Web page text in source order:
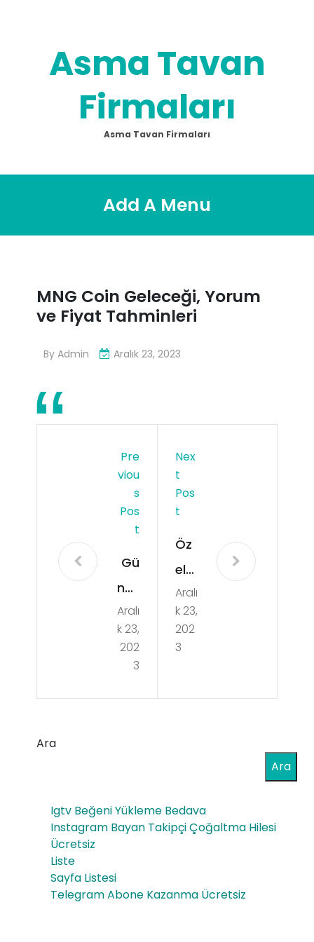
Asma Tavan
Firmaları
Asma Tavan Firmaları
Add A Menu
MNG Coin Geleceği, Yorum
ve Fiyat Tahminleri
By Admin Aralık 23, 2023
Pre
Viou
S
Pos
T
Gü
neş
Kaç
ta
Bat
ta
Kar
or_
Aralı
k 23,
202
3
Nex
T
Pos
T
Öz
el
Has
tan
e
ar
nye
on
Aralı
k 23,
202
3
Ara
Ara
Igtv Beğeni Yükleme Bedava
Instagram Bayan Takipçi Çoğaltma Hilesi
Ücretsiz
Liste
Sayfa Listesi
Telegram Abone Kazanma Ücretsiz